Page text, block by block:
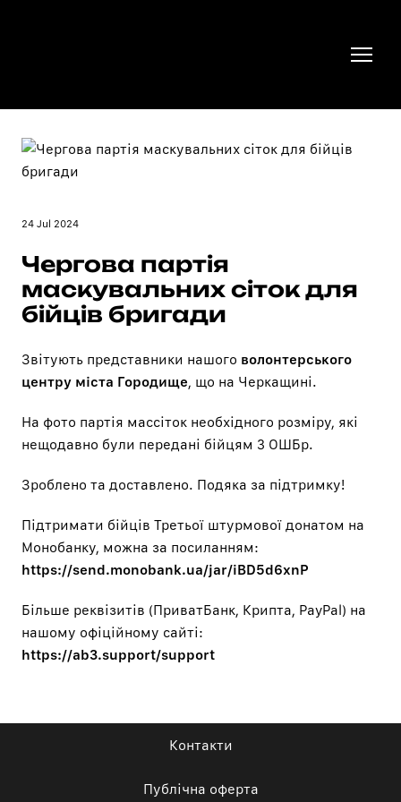
24 Jul 2024
Чергова партія
маскувальних сіток для
бійців бригади
Звітують представники нашого волонтерського
центру міста Городище, що на Черкащині.
На фото партія массіток необхідного розміру, які
нещодавно були передані бійцям 3 ОШБр.
Зроблено та доставлено. Подяка за підтримку!
Підтримати бійців Третьої штурмової донатом на
Монобанку, можна за посиланням:
https://send.monobank.ua/jar/iBD5d6xnP
Більше реквізитів (ПриватБанк, Крипта, PayPal) на
нашому офіційному сайті:
https://ab3.support/support
Контакти
Публічна оферта